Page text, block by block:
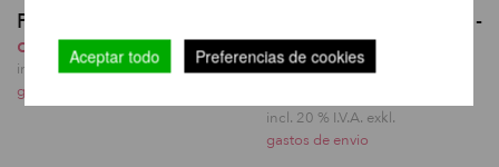
Polipole Grip 50ml
desde 15,03 EUR
incl. 20 % I.V.A. exkl.
gastos de envio
Rodilleras Poledance -
Sticky Garter Knee
Pads - Lunalae
incl. 20 % I.V.A. exkl.
gastos de envio
Aceptar todo Preferencias de cookies